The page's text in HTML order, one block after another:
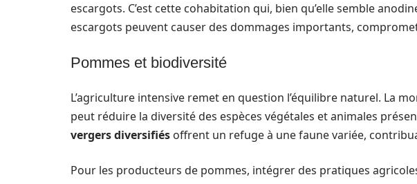
escargots. C’est cette cohabitation qui, bien qu’elle semble
escargots peuvent causer des dommages importants,
Pommes et biodiversité
L’agriculture intensive remet en question l’équilibre naturel. La
peut réduire la diversité des espèces végétales et animales
vergers diversifiés offrent un refuge à une faune variée,
Pour les producteurs de pommes, intégrer des pratiques